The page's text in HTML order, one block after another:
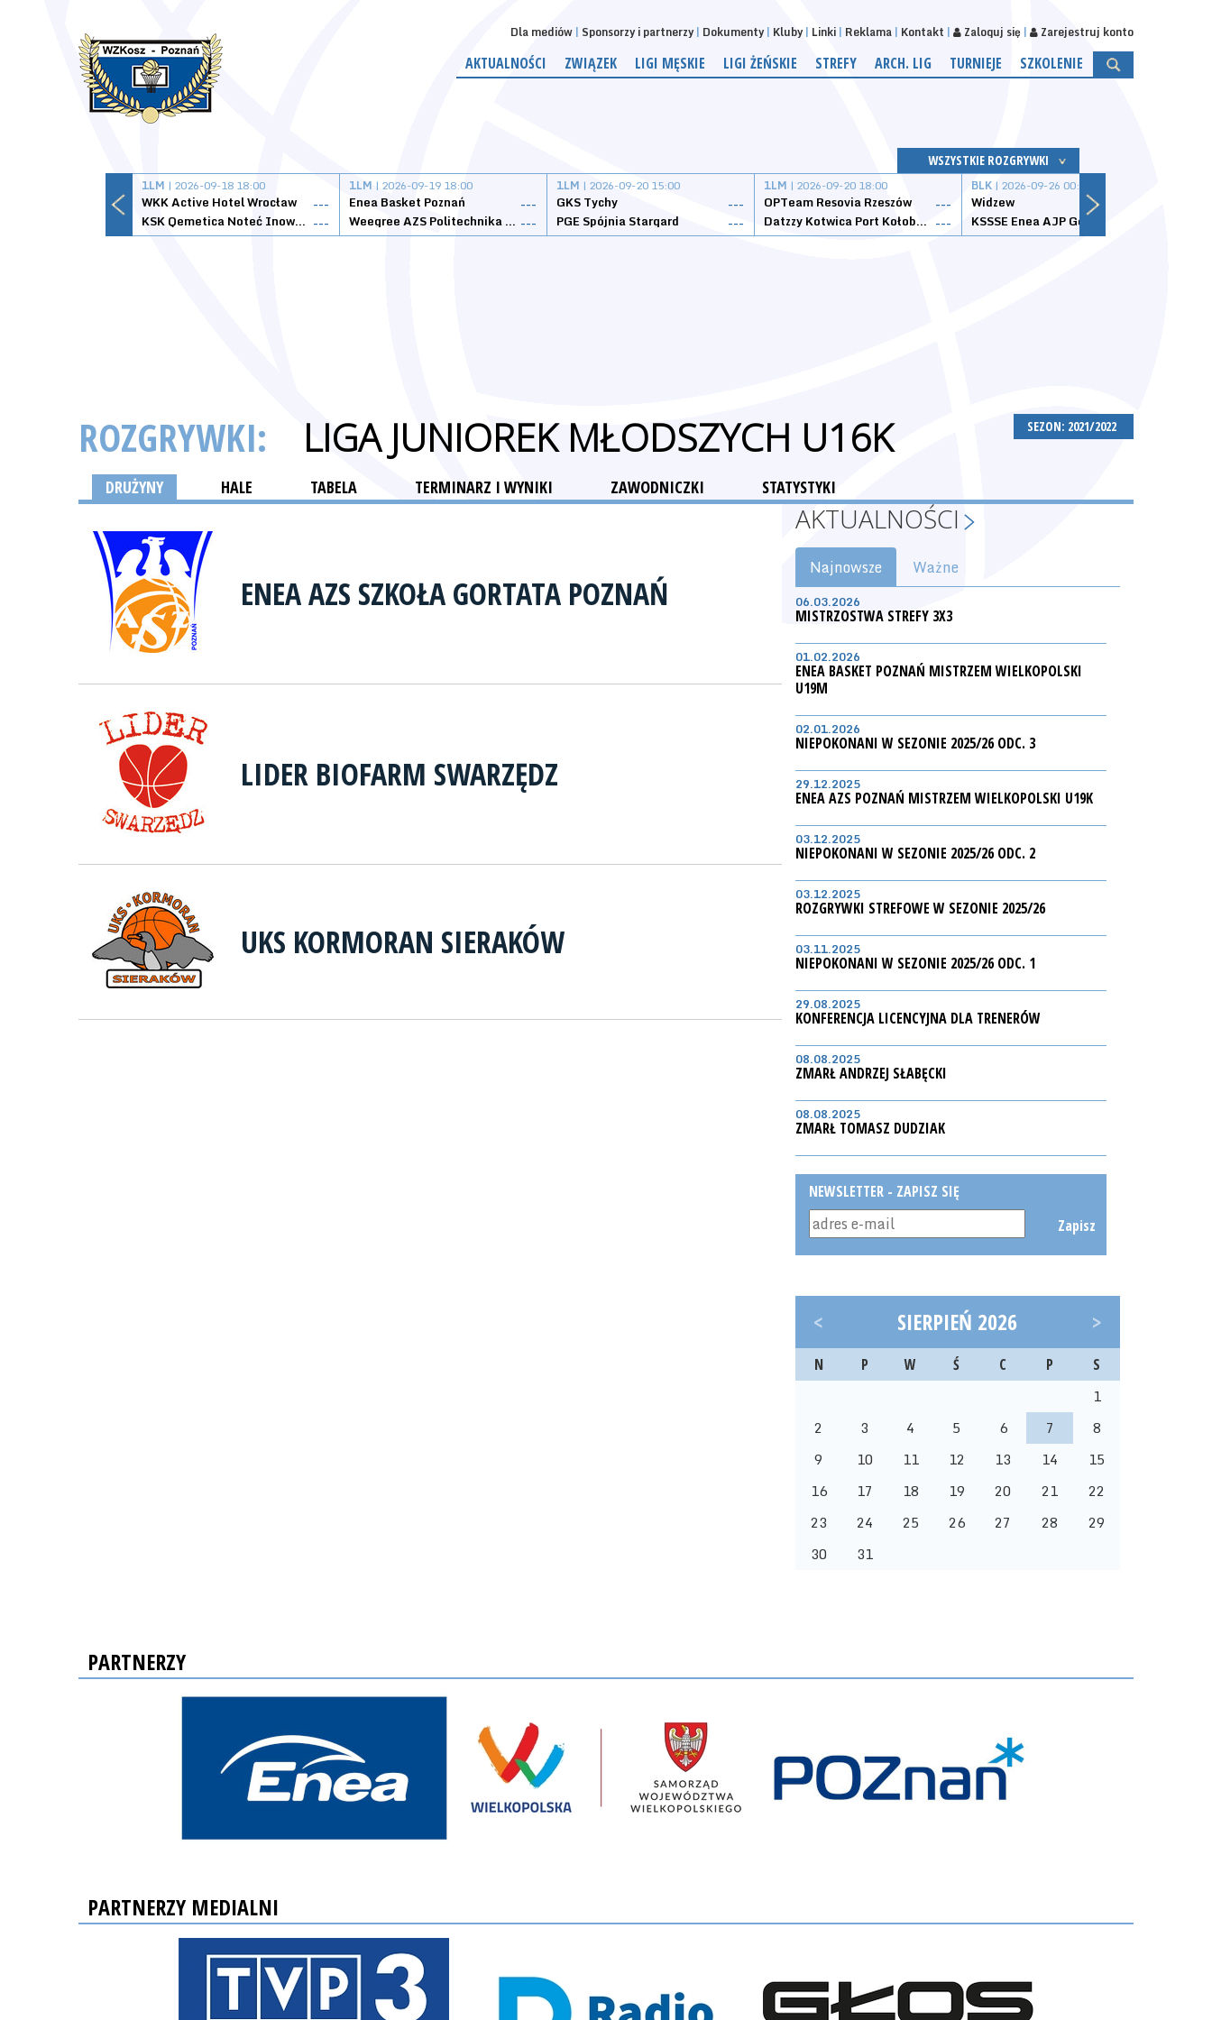
Dla mediów Sponsorzy i partnerzy Dokumenty Kluby Linki Reklama Kontakt Zaloguj się Zarejestruj konto
AKTUALNOŚCI ZWIĄZEK LIGI MĘSKIE LIGI ŻEŃSKIE STREFY ARCH. LIG TURNIEJE SZKOLENIE
WSZYSTKIE ROZGRYWKI
1LM | 2026-09-18 18:00
WKK Active Hotel Wrocław
---
KSK Qemetica Noteć Inowrocław ---
1LM | 2026-09-19 18:00
Enea Basket Poznań
---
Weegree AZS Politechnika Opolska ---
1LM | 2026-09-20 15:00
GKS Tychy
---
PGE Spójnia Stargard
---
1LM | 2026-09-20 18:00
OPTeam Resovia Rzeszów
---
Datzzy Kotwica Port Kołobrzeg ---
BLK | 2026-09-26 00:00
Widzew
SEZON: 2021/2022
ROZGRYWKI: LIGA JUNIOREK MŁODSZYCH U16K
DRUŻYNY HALE TABELA TERMINARZ I WYNIKI ZAWODNICZKI STATYSTYKI
ENEA AZS SZKOŁA GORTATA POZNAŃ
LIDER BIOFARM SWARZĘDZ
UKS KORMORAN SIERAKÓW
AKTUALNOŚCI
Najnowsze Ważne
06.03.2026
MISTRZOSTWA STREFY 3X3
01.02.2026
ENEA BASKET POZNAŃ MISTRZEM WIELKOPOLSKI
U19M
02.01.2026
NIEPOKONANI W SEZONIE 2025/26 ODC. 3
29.12.2025
ENEA AZS POZNAŃ MISTRZEM WIELKOPOLSKI U19K
03.12.2025
NIEPOKONANI W SEZONIE 2025/26 ODC. 2
03.12.2025
ROZGRYWKI STREFOWE W SEZONIE 2025/26
03.11.2025
NIEPOKONANI W SEZONIE 2025/26 ODC. 1
29.08.2025
KONFERENCJA LICENCYJNA DLA TRENERÓW
08.08.2025
ZMARŁ ANDRZEJ SŁABĘCKI
08.08.2025
ZMARŁ TOMASZ DUDZIAK
NEWSLETTER - ZAPISZ SIĘ
Zapisz
< SIERPIEŃ 2026 >
N P W Ś C P S
1
2
3 4 5 6 7
8
9
10 11 12 13 14
15
16
17 18 19 20 21
22
23
24 25 26 27 28
29
30
31
PARTNERZY
PARTNERZY MEDIALNI